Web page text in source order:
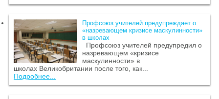
Профсоюз учителей предупреждает о
«назревающем кризисе маскулинности»
в школах
Профсоюз учителей предупредил о
назревающем «кризисе
маскулинности» в
школах Великобритании после того, как...
Подробнее...